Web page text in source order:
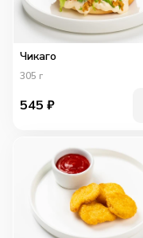
Чикаго
305 г
545 ₽